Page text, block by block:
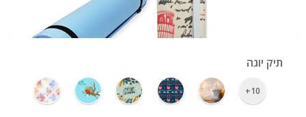
תיק יוגה
10+